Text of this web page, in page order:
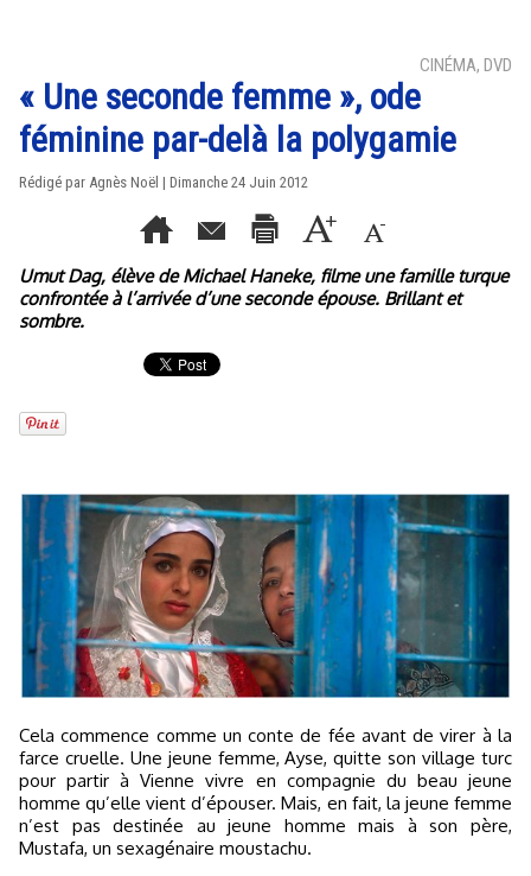
CINÉMA, DVD
« Une seconde femme », ode
féminine par-delà la polygamie
Rédigé par Agnès Noël | Dimanche 24 Juin 2012
Umut Dag, élève de Michael Haneke, filme une famille turque
confrontée à l’arrivée d’une seconde épouse. Brillant et
sombre.
Cela commence comme un conte de fée avant de virer à la
farce cruelle. Une jeune femme, Ayse, quitte son village turc
pour partir à Vienne vivre en compagnie du beau jeune
homme qu’elle vient d’épouser. Mais, en fait, la jeune fem­me
n’est pas destinée au jeune homme mais à son père,
Mustafa, un sexagénaire moustachu.